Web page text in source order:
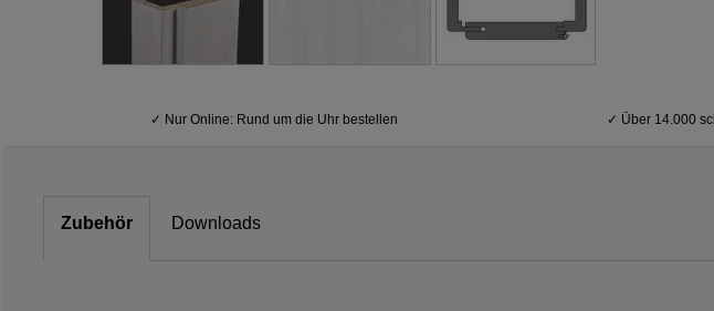
✓ Nur Online: Rund um die Uhr bestellen ✓ Über 14.000
Zubehör Downloads